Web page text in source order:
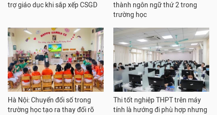
trợ giáo dục khi sắp xếp CSGD
thành ngôn ngữ thứ 2 trong
trường học
Hà Nội: Chuyển đổi số trong
trường học tạo ra thay đổi rõ
Thi tốt nghiệp THPT trên máy
tính là hướng đi phù hợp nhưng